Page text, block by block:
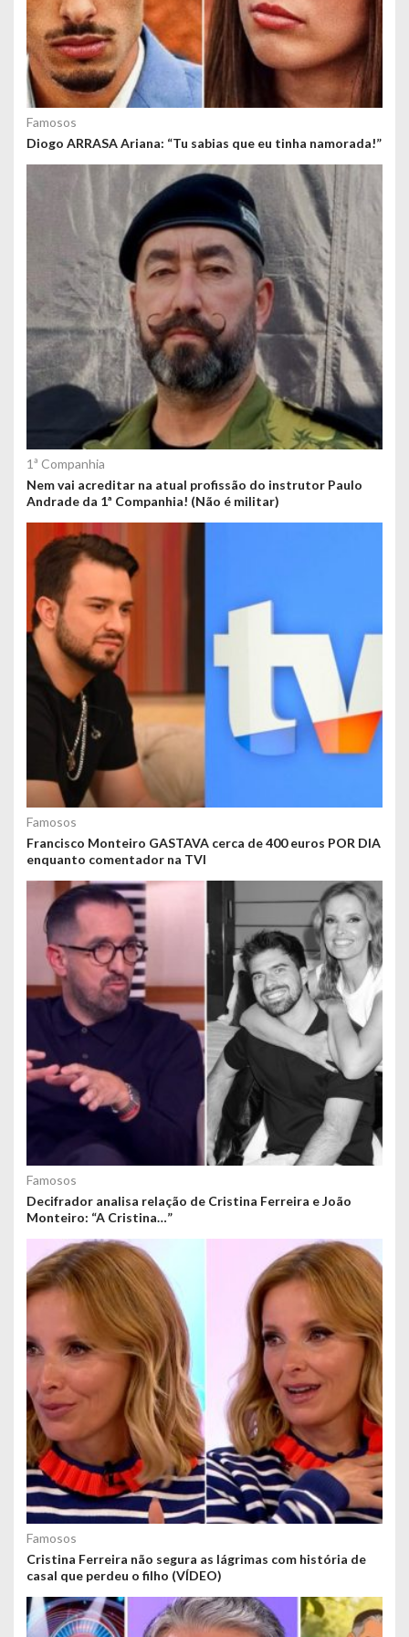
Famosos
Diogo ARRASA Ariana: “Tu sabias que eu tinha namorada!”
1ª Companhia
Nem vai acreditar na atual profissão do instrutor Paulo
Andrade da 1ª Companhia! (Não é militar)
Famosos
Francisco Monteiro GASTAVA cerca de 400 euros POR DIA
enquanto comentador na TVI
Famosos
Decifrador analisa relação de Cristina Ferreira e João
Monteiro: “A Cristina…”
Famosos
Cristina Ferreira não segura as lágrimas com história de
casal que perdeu o filho (VÍDEO)